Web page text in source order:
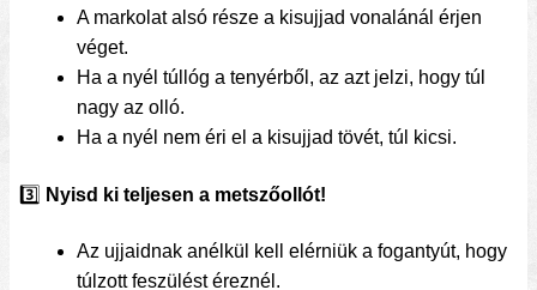
A markolat alsó része a kisujjad vonalánál érjen
véget.
Ha a nyél túllóg a tenyérből, az azt jelzi, hogy túl
nagy az olló.
Ha a nyél nem éri el a kisujjad tövét, túl kicsi.
3️⃣ Nyisd ki teljesen a metszőollót!
Az ujjaidnak anélkül kell elérniük a fogantyút, hogy
túlzott feszülést éreznél.